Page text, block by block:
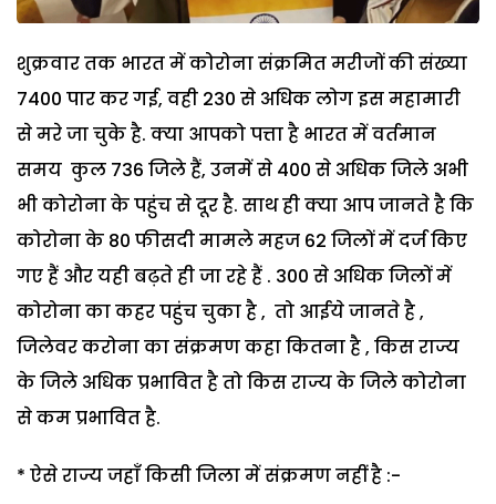
शुक्रवार तक भारत में कोरोना संक्रमित मरीजों की संख्या
7400 पार कर गई, वही 230 से अधिक लोग इस महामारी
से मरे जा चुके है. क्या आपको पत्ता है भारत में वर्तमान
समय कुल 736 जिले हैं, उनमें से 400 से अधिक जिले अभी
भी कोरोना के पहुंच से दूर है. साथ ही क्या आप जानते है कि
कोरोना के 80 फीसदी मामले महज 62 जिलों में दर्ज किए
गए हैं और यही बढ़ते ही जा रहे हैं . 300 से अधिक जिलों में
कोरोना का कहर पहुंच चुका है , तो आईये जानते है ,
जिलेवर करोना का संक्रमण कहा कितना है , किस राज्य
के जिले अधिक प्रभावित है तो किस राज्य के जिले कोरोना
से कम प्रभावित है.
* ऐसे राज्य जहाँ किसी जिला में संक्रमण नहीं है :-